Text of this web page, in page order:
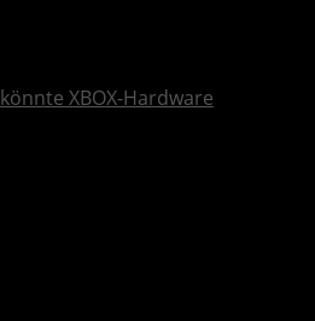
könnte XBOX-Hardware